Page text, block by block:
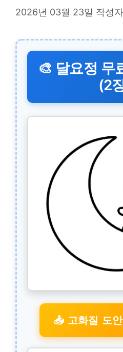
2026년 03월 23일 작성
🎨 달요정 무
(2
📥 고화질 도